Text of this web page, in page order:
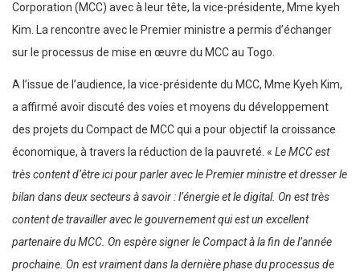
Corporation (MCC) avec à leur tête, la vice-présidente, Mme kyeh
Kim. La rencontre avec le Premier ministre a permis d’échanger
sur le processus de mise en œuvre du MCC au Togo.
A l’issue de l’audience, la vice-présidente du MCC, Mme Kyeh Kim,
a affirmé avoir discuté des voies et moyens du développement
des projets du Compact de MCC qui a pour objectif la croissance
économique, à travers la réduction de la pauvreté. « Le MCC est
très content d’être ici pour parler avec le Premier ministre et dresser le
bilan dans deux secteurs à savoir : l’énergie et le digital. On est très
content de travailler avec le gouvernement qui est un excellent
partenaire du MCC. On espère signer le Compact à la fin de l’année
prochaine. On est vraiment dans la dernière phase du processus de